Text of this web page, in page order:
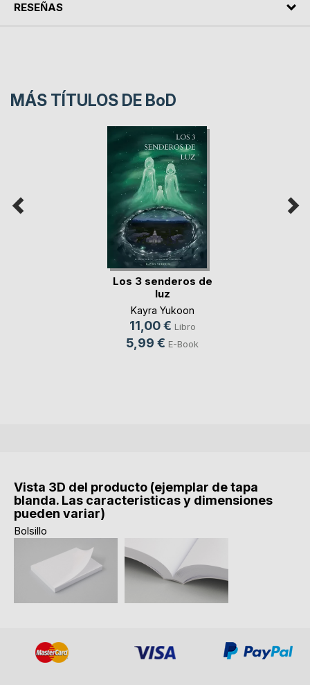
RESEÑAS
MÁS TÍTULOS DE BoD
Los 3 senderos de
luz
Kayra Yukoon
11,00 € Libro
5,99 € E-Book
Vista 3D del producto (ejemplar de tapa
blanda. Las caracteristicas y dimensiones
pueden variar)
Bolsillo